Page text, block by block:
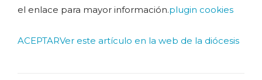
el enlace para mayor información.plugin cookies
ACEPTARVer este artículo en la web de la diócesis